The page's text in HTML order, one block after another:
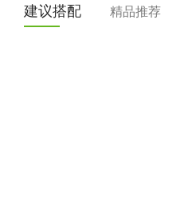
建议搭配 精品推荐